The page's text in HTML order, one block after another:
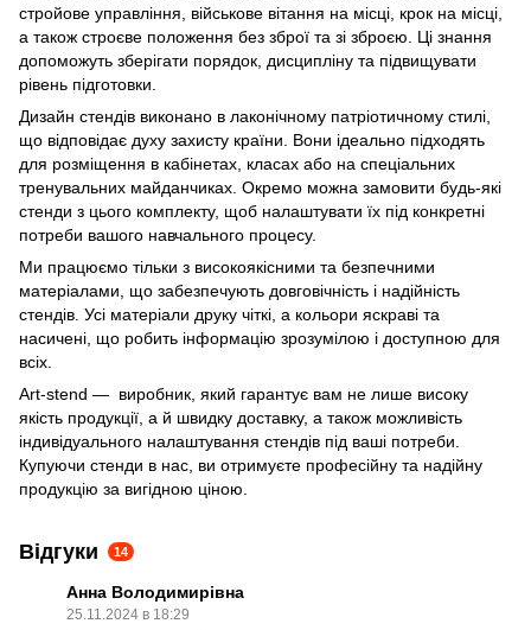
стройове управління, військове вітання на місці, крок на місці,
а також строєве положення без зброї та зі зброєю. Ці знання
допоможуть зберігати порядок, дисципліну та підвищувати
рівень підготовки.
Дизайн стендів виконано в лаконічному патріотичному стилі,
що відповідає духу захисту країни. Вони ідеально підходять
для розміщення в кабінетах, класах або на спеціальних
тренувальних майданчиках. Окремо можна замовити будь-які
стенди з цього комплекту, щоб налаштувати їх під конкретні
потреби вашого навчального процесу.
Ми працюємо тільки з високоякісними та безпечними
матеріалами, що забезпечують довговічність і надійність
стендів. Усі матеріали друку чіткі, а кольори яскраві та
насичені, що робить інформацію зрозумілою і доступною для
всіх.
Art-stend — виробник, який гарантує вам не лише високу
якість продукції, а й швидку доставку, а також можливість
індивідуального налаштування стендів під ваші потреби.
Купуючи стенди в нас, ви отримуєте професійну та надійну
продукцію за вигідною ціною.
Відгуки 14
Анна Володимирівна
25.11.2024 в 18:29